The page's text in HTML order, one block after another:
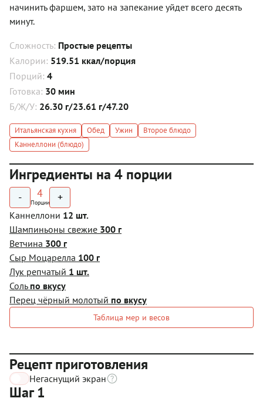
начинить фаршем, зато на запекание уйдет всего десять
минут.
Сложность: Простые рецепты
Калории: 519.51 ккал/порция
Порций: 4
Готовка: 30 мин
Б/Ж/У: 26.30 г/23.61 г/47.20
Итальянская кухня Обед Ужин
Второе блюдо
Каннеллони (блюдо)
Ингредиенты на 4 порции
- 4
Порции +
Каннеллони 12 шт.
Шампиньоны свежие 300 г
Ветчина 300 г
Сыр Моцарелла 100 г
Лук репчатый 1 шт.
Соль по вкусу
Перец чёрный молотый по вкусу
Таблица мер и весов
Рецепт приготовления
Негаснущий экран
Шаг 1